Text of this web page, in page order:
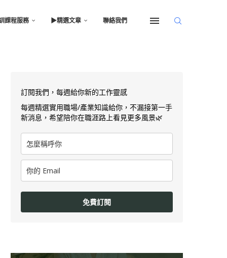
課程服務 ▶︎精選文章 聯絡我們
訂閱我們，每週給你新的工作靈感
每週精選實用職場/產業知識給你，不漏接第一手
新消息，希望陪你在職涯路上看見更多風景🌿
免費訂閱